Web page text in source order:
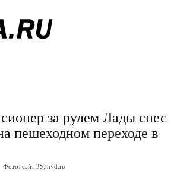
за рулем Лады снес
пешеходном переходе в
Фото: сайт 35.mvd.ru